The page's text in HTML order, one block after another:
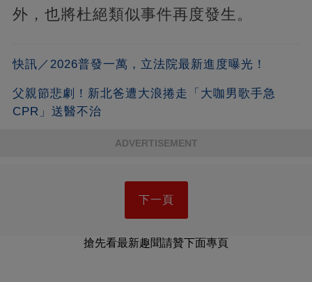
外，也將杜絕類似事件再度發生。
快訊／2026普發一萬，立法院最新進度曝光！
父親節悲劇！新北爸遭大浪捲走「大咖男歌手急
CPR」送醫不治
ADVERTISEMENT
下一頁
搶先看最新趣聞請贊下面專頁